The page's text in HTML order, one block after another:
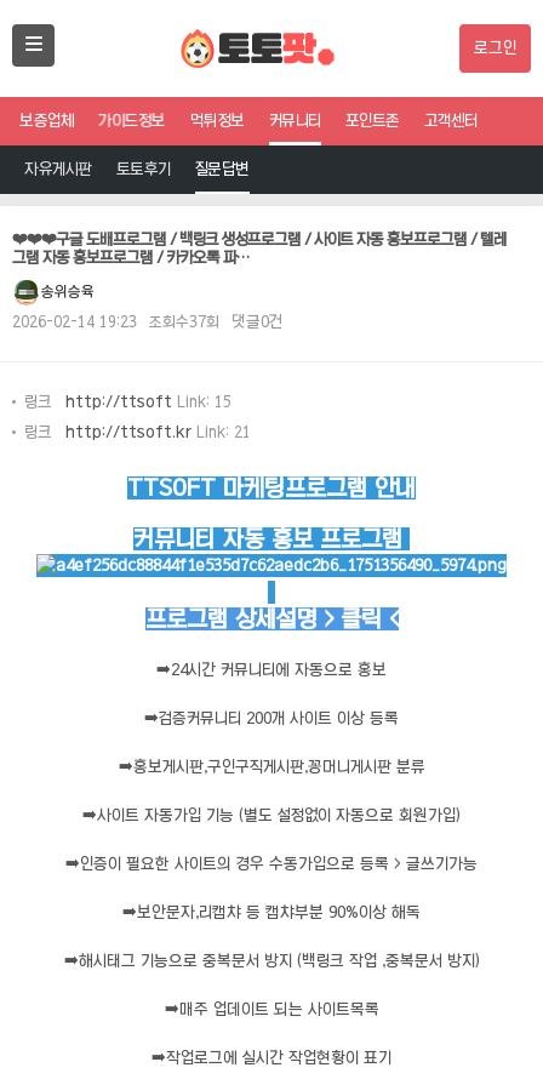
로그인
보증업체 가이드정보 먹튀정보 커뮤니티 포인트존 고객센터
자유게시판 토토후기 질문답변
❤️❤️❤️구글 도배프로그램 / 백링크 생성프로그램 / 사이트 자동 홍보프로그램 / 텔레
그램 자동 홍보프로그램 / 카카오톡 파…
송위승육
2026-02-14 19:23 조회수37회 댓글0건
링크 http://ttsoft Link: 15
링크 http://ttsoft.kr Link: 21
TTSOFT 마케팅프로그램 안내
커뮤니티 자동 홍보 프로그램
프로그램 상세설명 > 클릭 <
➡️24시간 커뮤니티에 자동으로 홍보
➡️검증커뮤니티 200개 사이트 이상 등록
➡️홍보게시판,구인구직게시판,꽁머니게시판 분류
➡️사이트 자동가입 기능 (별도 설정없이 자동으로 회원가입)
➡️인증이 필요한 사이트의 경우 수동가입으로 등록 > 글쓰기가능
➡️보안문자,리캡챠 등 캡챠부분 90%이상 해독
➡️해시태그 기능으로 중복문서 방지 (백링크 작업 ,중복문서 방지)
➡️ 매주 업데이트 되는 사이트목록
➡️작업로그에 실시간 작업현황이 표기